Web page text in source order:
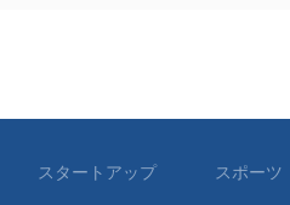
スタートアップ スポーツ